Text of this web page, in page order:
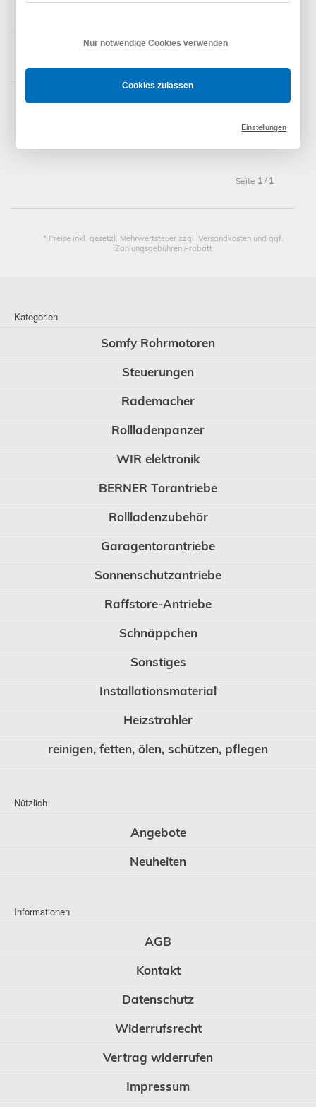
Artikel1bis10von insgesamt10(Wellen + Zubehör SW40 / SW50 /
Seite 1 / 1
* Preise inkl. gesetzl. Mehrwertsteuer zzgl. Versandkosten und ggf.
Zahlungsgebühren /-rabatt
Kategorien
Somfy Rohrmotoren
Steuerungen
Rademacher
Rollladenpanzer
WIR elektronik
BERNER Torantriebe
Rollladenzubehör
Garagentorantriebe
Sonnenschutzantriebe
Raffstore-Antriebe
Schnäppchen
Sonstiges
Installationsmaterial
Heizstrahler
reinigen, fetten, ölen, schützen, pflegen
Nützlich
Angebote
Neuheiten
Informationen
AGB
Kontakt
Datenschutz
Widerrufsrecht
Vertrag widerrufen
Impressum
Nur notwendige Cookies verwenden
Cookies zulassen
Einstellungen